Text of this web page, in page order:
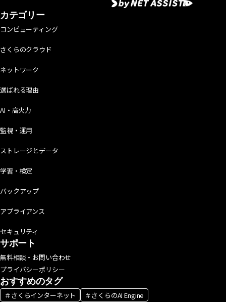
カテゴリー
コンピューティング
さくらのクラウド
ネットワーク
選ばれる理由
AI・高火力
監視・運用
ストレージとデータ
学習・検定
バックアップ
アプライアンス
セキュリティ
サポート
無料相談・お問い合わせ
プライバシーポリシー
おすすめのタグ
＃さくらインターネット ＃さくらのAI Engine